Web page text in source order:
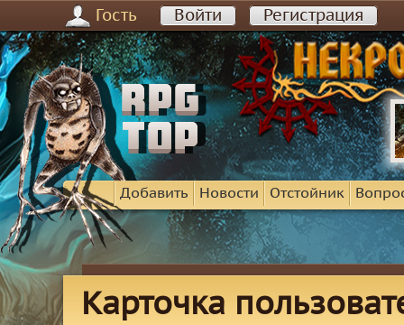
Гость Войти Регистрация
Добавить Новости Отстойник
Карточка